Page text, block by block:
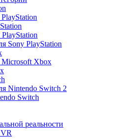
Switch
реальности
VR
Sony PlayStation
Xbox
Nintendo Switch 2
Switch
реальности